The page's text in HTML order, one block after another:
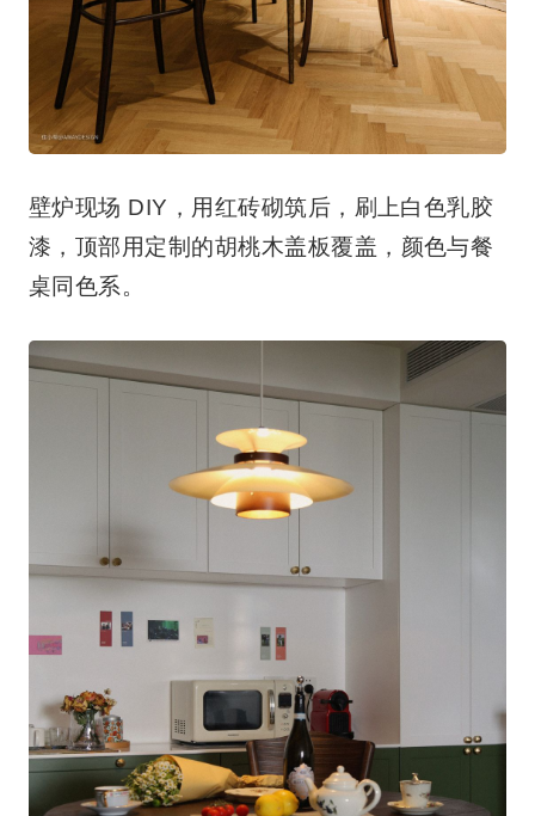
壁炉现场 DIY，用红砖砌筑后，刷上白色乳胶
漆，顶部用定制的胡桃木盖板覆盖，颜色与餐
桌同色系。